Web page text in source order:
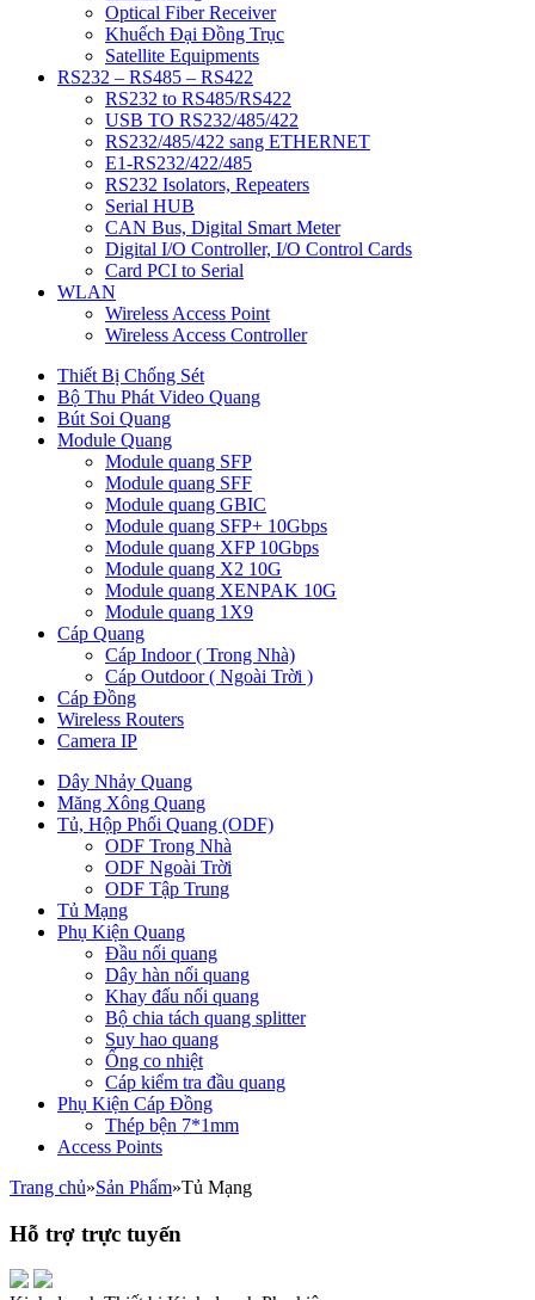
Optical Fiber Receiver
Khuếch Đại Đồng Trục
Satellite Equipments
RS232 – RS485 – RS422
RS232 to RS485/RS422
USB TO RS232/485/422
RS232/485/422 sang ETHERNET
E1-RS232/422/485
RS232 Isolators, Repeaters
Serial HUB
CAN Bus, Digital Smart Meter
Digital I/O Controller, I/O Control Cards
Card PCI to Serial
WLAN
Wireless Access Point
Wireless Access Controller
Thiết Bị Chống Sét
Bộ Thu Phát Video Quang
Bút Soi Quang
Module Quang
Module quang SFP
Module quang SFF
Module quang GBIC
Module quang SFP+ 10Gbps
Module quang XFP 10Gbps
Module quang X2 10G
Module quang XENPAK 10G
Module quang 1X9
Cáp Quang
Cáp Indoor ( Trong Nhà)
Cáp Outdoor ( Ngoài Trời )
Cáp Đồng
Wireless Routers
Camera IP
Dây Nhảy Quang
Măng Xông Quang
Tủ, Hộp Phối Quang (ODF)
ODF Trong Nhà
ODF Ngoài Trời
ODF Tập Trung
Tủ Mạng
Phụ Kiện Quang
Đầu nối quang
Dây hàn nối quang
Khay đấu nối quang
Bộ chia tách quang splitter
Suy hao quang
Ống co nhiệt
Cáp kiểm tra đầu quang
Phụ Kiện Cáp Đồng
Thép bện 7*1mm
Access Points
Trang chủ»Sản Phẩm»Tủ Mạng
Hỗ trợ trực tuyến